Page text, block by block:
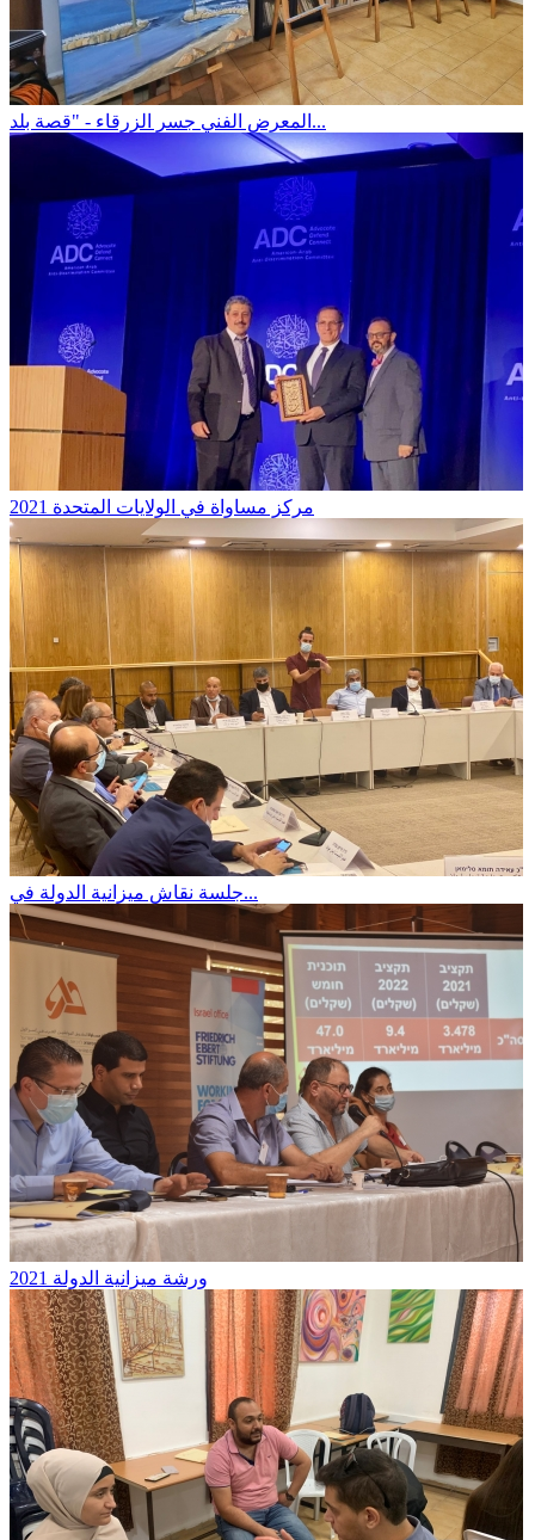
المعرض الفني جسر الزرقاء - "قصة بلد...
مركز مساواة في الولايات المتحدة 2021
جلسة نقاش ميزانية الدولة في...
ورشة ميزانية الدولة 2021